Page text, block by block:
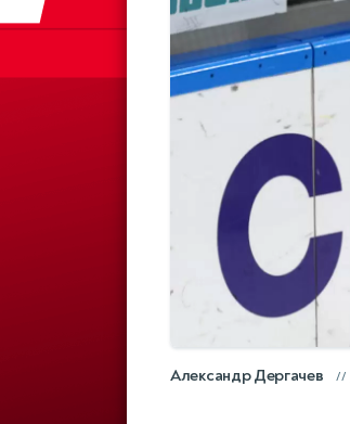
Александр Дергачев